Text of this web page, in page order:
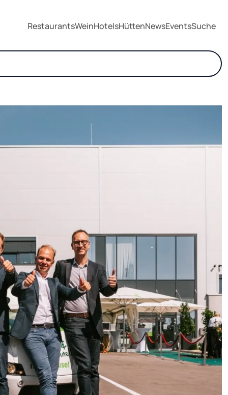
RestaurantsWeinHotelsHüttenNewsEventsSuche